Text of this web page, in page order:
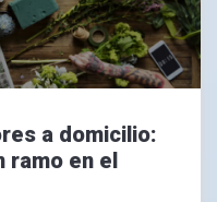
a domicilio:
ramo en el